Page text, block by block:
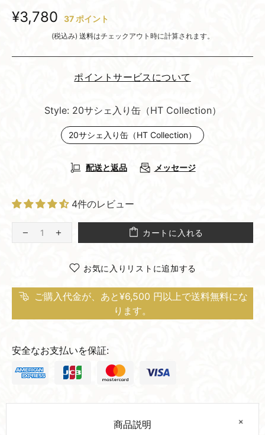
¥3,780 37 ポイント
(税込み) 送料はチェックアウト時に計算されます。
ポイントサービスについて
Style: 20サシェ入り缶（HT Collection）
20サシェ入り缶（HT Collection）
配送と返品 メッセージ
4件のレビュー
カートに入れる
お気に入りリストに追加する
ご購入代金が、あと¥6,500 円以上で送料無料にな
ります。
安全なお支払いを保証:
商品説明